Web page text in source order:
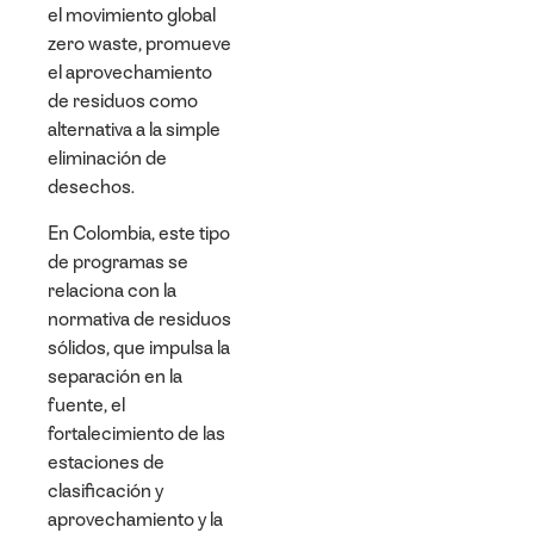
el movimiento global
zero waste, promueve
el aprovechamiento
de residuos como
alternativa a la simple
eliminación de
desechos.
En Colombia, este tipo
de programas se
relaciona con la
normativa de residuos
sólidos, que impulsa la
separación en la
fuente, el
fortalecimiento de las
estaciones de
clasificación y
aprovechamiento y la